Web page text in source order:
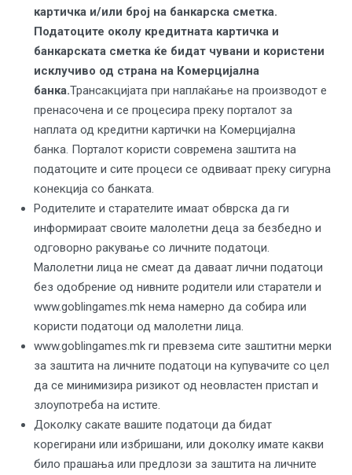
картичка и/или број на банкарска сметка.
Податоците околу кредитната картичка и
банкарската сметка ќе бидат чувани и користени
исклучиво од страна на Комерцијална
банка.Трансакцијата при наплаќање на производот е
пренасочена и се процесира преку порталот за
наплата од кредитни картички на Комерцијална
банка. Порталот користи современа заштита на
податоците и сите процеси се одвиваат преку сигурна
конекција со банката.
Родителите и старателите имаат обврска да ги
информираат своите малолетни деца за безбедно и
одговорно ракување со личните податоци.
Малолетни лица не смеат да даваат лични податоци
без одобрение од нивните родители или старатели и
www.goblingames.mk нема намерно да собира или
користи податоци од малолетни лица.
www.goblingames.mk ги превзема сите заштитни мерки
за заштита на личните податоци на купувачите со цел
да се минимизира ризикот од неовластен пристап и
злоупотреба на истите.
Доколку сакате вашите податоци да бидат
корегирани или избришани, или доколку имате какви
било прашања или предлози за заштита на личните